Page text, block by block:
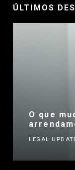
ÚLTIMOS
O que
LEGAL